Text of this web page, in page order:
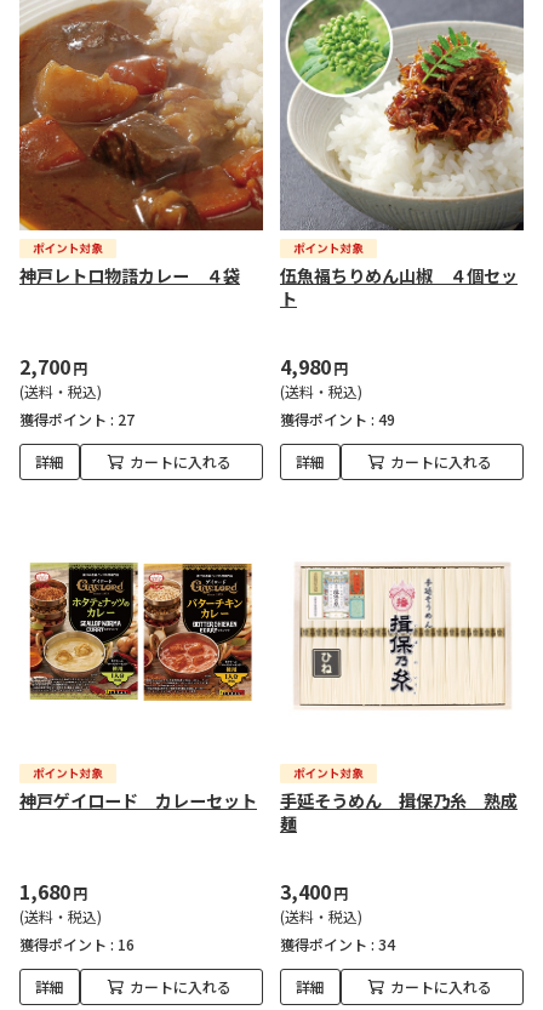
神戸レトロ物語カレー ４袋
2,700円
(送料・税込)
獲得ポイント : 27
詳細 カートに入れる
伍魚福ちりめん山椒 ４個セッ
ト
4,980円
(送料・税込)
獲得ポイント : 49
詳細 カートに入れる
神戸ゲイロード カレーセット
1,680円
(送料・税込)
獲得ポイント : 16
詳細 カートに入れる
手延そうめん 揖保乃糸 熟成
麺
3,400円
(送料・税込)
獲得ポイント : 34
詳細 カートに入れる